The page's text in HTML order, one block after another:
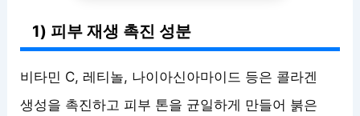
1) 피부 재생 촉진 성분
비타민 C, 레티놀, 나이아신아마이드 등은 콜라겐
생성을 촉진하고 피부 톤을 균일하게 만들어 붉은